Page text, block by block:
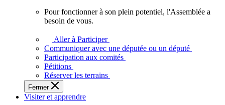
plein
potentiel,
l'Assemblée
a
besoin
de
Pour fonctionner à son plein potentiel, l'Assemblée a
besoin de vous.
Aller à Participer
Communiquer avec une députée ou un député
Participation aux comités
Pétitions
Réserver les terrains
Fermer
Visiter et apprendre